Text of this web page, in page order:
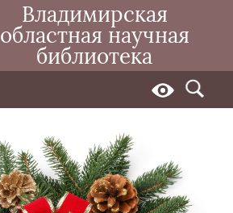
Владимирская
областная научная
библиотека